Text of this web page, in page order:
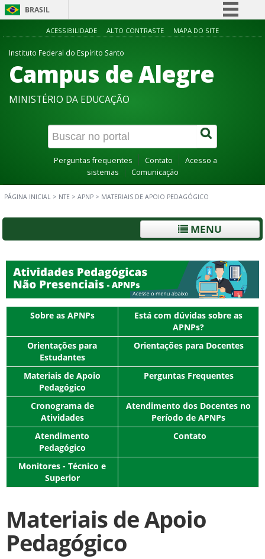
BRASIL
Simplifique!
Acesso à informação
Canais
ACESSIBILIDADE ALTO CONTRASTE MAPA DO SITE
Instituto Federal do Espírito Santo
Campus de Alegre
MINISTÉRIO DA EDUCAÇÃO
Perguntas frequentes Contato
Acesso a
sistemas
Comunicação
PÁGINA INICIAL > NTE > APNP > MATERIAIS DE APOIO PEDAGÓGICO
MENU
Sobre as APNPs
Está com dúvidas sobre as
APNPs?
Orientações para
Estudantes
Orientações para Docentes
Materiais de Apoio
Pedagógico
Perguntas Frequentes
Cronograma de
Atividades
Atendimento dos Docentes no
Período de APNPs
Atendimento
Pedagógico
Contato
Monitores - Técnico e
Superior
Materiais de Apoio
Pedagógico